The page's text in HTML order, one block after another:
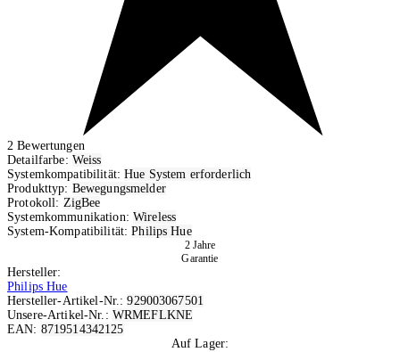
2 Bewertungen
Detailfarbe: Weiss
Systemkompatibilität:Hue System erforderlich
Produkttyp: Bewegungsmelder
Protokoll: ZigBee
Systemkommunikation: Wireless
System-Kompatibilität:Philips Hue
2 Jahre
Garantie
Hersteller:
Philips Hue
Hersteller-Artikel-Nr.:929003067501
Unsere-Artikel-Nr.: WRMEFLKNE
EAN: 8719514342125
Auf Lager: